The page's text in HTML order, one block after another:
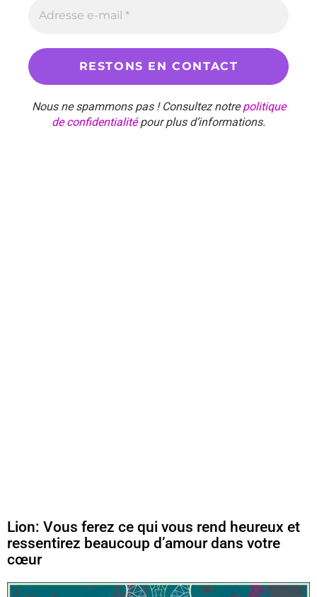
Nous ne spammons pas ! Consultez notrepolitique
de confidentialitépour plus d’informations.
Lion: Vous ferez ce qui vous rend heureux et
ressentirez beaucoup d’amour dans votre
cœur